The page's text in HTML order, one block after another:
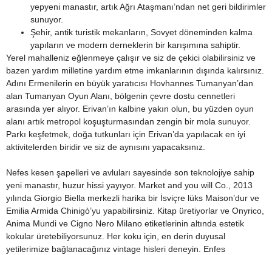
yepyeni manastır, artık Ağrı Ataşmanı’ndan net geri bildirimler
sunuyor.
Şehir, antik turistik mekanların, Sovyet döneminden kalma
yapıların ve modern derneklerin bir karışımına sahiptir.
Yerel mahalleniz eğlenmeye çalışır ve siz de çekici olabilirsiniz ve
bazen yardım milletine yardım etme imkanlarının dışında kalırsınız.
Adını Ermenilerin en büyük yaratıcısı Hovhannes Tumanyan’dan
alan Tumanyan Oyun Alanı, bölgenin çevre dostu cennetleri
arasında yer alıyor. Erivan’ın kalbine yakın olun, bu yüzden oyun
alanı artık metropol koşuşturmasından zengin bir mola sunuyor.
Parkı keşfetmek, doğa tutkunları için Erivan’da yapılacak en iyi
aktivitelerden biridir ve siz de aynısını yapacaksınız.
Nefes kesen şapelleri ve avluları sayesinde son teknolojiye sahip
yeni manastır, huzur hissi yayıyor. Market and you will Co., 2013
yılında Giorgio Biella merkezli harika bir İsviçre lüks Maison’dur ve
Emilia Armida Chinigò’yu yapabilirsiniz. Kitap üretiyorlar ve Onyrico,
Anima Mundi ve Cigno Nero Milano etiketlerinin altında estetik
kokular üretebiliyorsunuz. Her koku için, en derin duyusal
yetilerimize bağlanacağınız vintage hisleri deneyin. Enfes